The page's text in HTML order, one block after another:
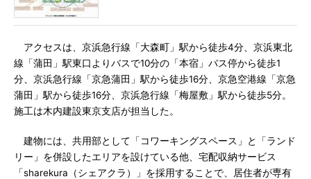
アクセスは、京浜急行線「大森町」駅から徒歩4分、京浜東北
線「蒲田」駅東口よりバスで10分の「本宿」バス停から徒歩1
分、京浜急行線「京急蒲田」駅から徒歩16分、京急空港線「京急
蒲田」駅から徒歩16分、京浜急行線「梅屋敷」駅から徒歩5分。
施工は木内建設東京支店が担当した。
建物には、共用部として「コワーキングスペース」と「ランド
リー」を併設したエリアを設けている他、宅配収納サービス
「sharekura（シェアクラ）」を採用することで、居住者が専有